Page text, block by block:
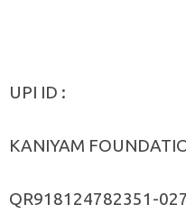
UPI ID :
KANIYAM
QR918124782351-